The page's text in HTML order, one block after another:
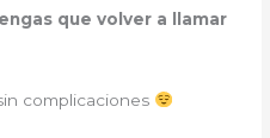
que volver a llamar
complicaciones